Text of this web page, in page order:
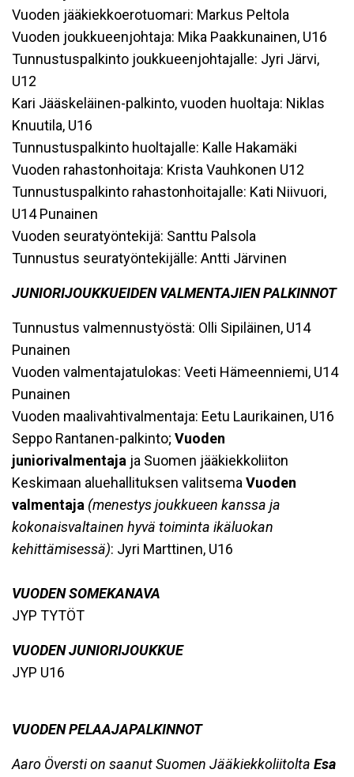
Vuoden jääkiekkoerotuomari: Markus Peltola
Vuoden joukkueenjohtaja: Mika Paakkunainen, U16
Tunnustuspalkinto joukkueenjohtajalle: Jyri Järvi,
U12
Kari Jääskeläinen-palkinto, vuoden huoltaja: Niklas
Knuutila, U16
Tunnustuspalkinto huoltajalle: Kalle Hakamäki
Vuoden rahastonhoitaja: Krista Vauhkonen U12
Tunnustuspalkinto rahastonhoitajalle: Kati Niivuori,
U14 Punainen
Vuoden seuratyöntekijä: Santtu Palsola
Tunnustus seuratyöntekijälle: Antti Järvinen
JUNIORIJOUKKUEIDEN VALMENTAJIEN PALKINNOT
Tunnustus valmennustyöstä: Olli Sipiläinen, U14
Punainen
Vuoden valmentajatulokas: Veeti Hämeenniemi, U14
Punainen
Vuoden maalivahtivalmentaja: Eetu Laurikainen, U16
Seppo Rantanen-palkinto; Vuoden
juniorivalmentaja ja Suomen jääkiekkoliiton
Keskimaan aluehallituksen valitsemaVuoden
valmentaja (menestys joukkueen kanssa ja
kokonaisvaltainen hyvä toiminta ikäluokan
kehittämisessä): Jyri Marttinen, U16
VUODEN SOMEKANAVA
JYP TYTÖT
VUODEN JUNIORIJOUKKUE
JYP U16
VUODEN PELAAJAPALKINNOT
Aaro Översti on saanut Suomen Jääkiekkoliitolta Esa